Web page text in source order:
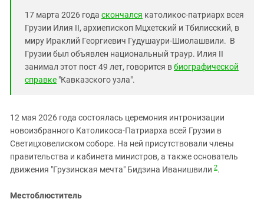
17 марта 2026 года скончался католикос-патриарх всея
Грузии Илия II, архиепископ Мцхетский и Тбилисский, в
миру Ираклий Георгиевич Гудушаури-Шиолашвили. В
Грузии был объявлен национальный траур. Илия II
занимал этот пост 49 лет, говорится вбиографической
справке "Кавказского узла".
12 мая 2026 года состоялась церемония интронизации
новоизбранного Католикоса-Патриарха всей Грузии в
Светицховелиском соборе. На ней присутствовали члены
правительства и кабинета министров, а также основатель
движения "Грузинская мечта" Бидзина Иванишвили 2.
Местоблюститель